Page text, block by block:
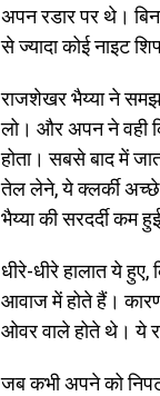
अपन रडार पर थे।
से ज्यादा कोई नाइट
राजशेखर भैय्या ने
लो। और अपन ने वही
होता। सबसे बाद में
तेल लेने, ये क्लर्की
भैय्या की सरदर्दी कम
धीरे-धीरे हालात ये
आवाज में होते हैं।
ओवर वाले होते थे। ये
जब कभी अपने को